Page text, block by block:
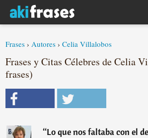
Frases ›Autores ›Celia Villalobos
Frases y Citas Célebres de Celia
frases)
“Lo que nos faltaba con el